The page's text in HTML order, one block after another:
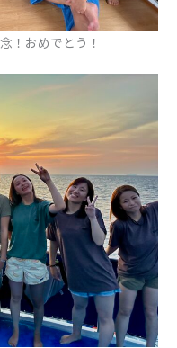
！おめでとう！